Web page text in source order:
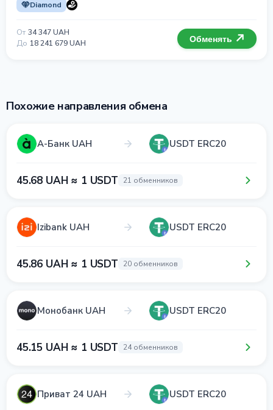
Diamond
От 34 347 UAH
До 18 241 679 UAH Обменять
Похожие направления обмена
А-Банк UAH USDT ERC20
45.68 UAH ≈ 1 USDT 21 обменников
Izibank UAH USDT ERC20
45.86 UAH ≈ 1 USDT 20 обменников
Монобанк UAH USDT ERC20
45.15 UAH ≈ 1 USDT 24 обменников
Приват 24 UAH USDT ERC20